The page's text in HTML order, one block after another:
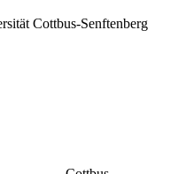
Cottbus-Senftenberg